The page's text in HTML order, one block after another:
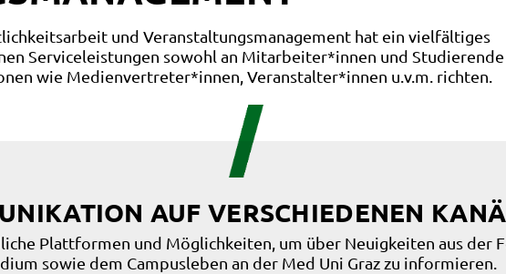
und Veranstaltungsmanagement hat ein vielfältiges
Serviceleistungen sowohl an Mitarbeiter*innen und Studierende
wie Medienvertreter*innen, Veranstalter*innen u.v.m. richten.
AUF VERSCHIEDENEN
Plattformen und Möglichkeiten, um über Neuigkeiten aus der
sowie dem Campusleben an der Med Uni Graz zu informieren.